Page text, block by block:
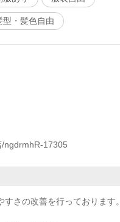
型・髪色自由
ngdrmhR-17305
さの改善を行っております。